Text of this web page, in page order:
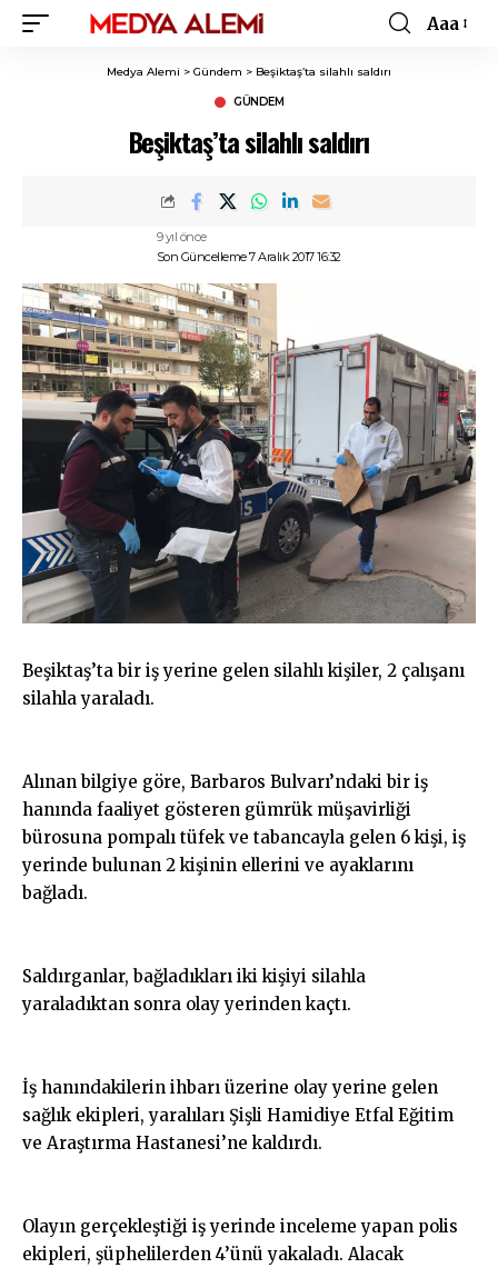
Font
Aaa
Medya Alemi > Gündem > Beşiktaş’ta silahlı saldırı
GÜNDEM
Beşiktaş’ta silahlı saldırı
Son Güncelleme 7 Aralık 2017 16:32
9 yıl önce
Beşiktaş’ta bir iş yerine gelen silahlı kişiler, 2 çalışanı
silahla yaraladı.
Alınan bilgiye göre, Barbaros Bulvarı’ndaki bir iş
hanında faaliyet gösteren gümrük müşavirliği
bürosuna pompalı tüfek ve tabancayla gelen 6 kişi, iş
yerinde bulunan 2 kişinin ellerini ve ayaklarını
bağladı.
Saldırganlar, bağladıkları iki kişiyi silahla
yaraladıktan sonra olay yerinden kaçtı.
İş hanındakilerin ihbarı üzerine olay yerine gelen
sağlık ekipleri, yaralıları Şişli Hamidiye Etfal Eğitim
ve Araştırma Hastanesi’ne kaldırdı.
Olayın gerçekleştiği iş yerinde inceleme yapan polis
ekipleri, şüphelilerden 4’ünü yakaladı. Alacak